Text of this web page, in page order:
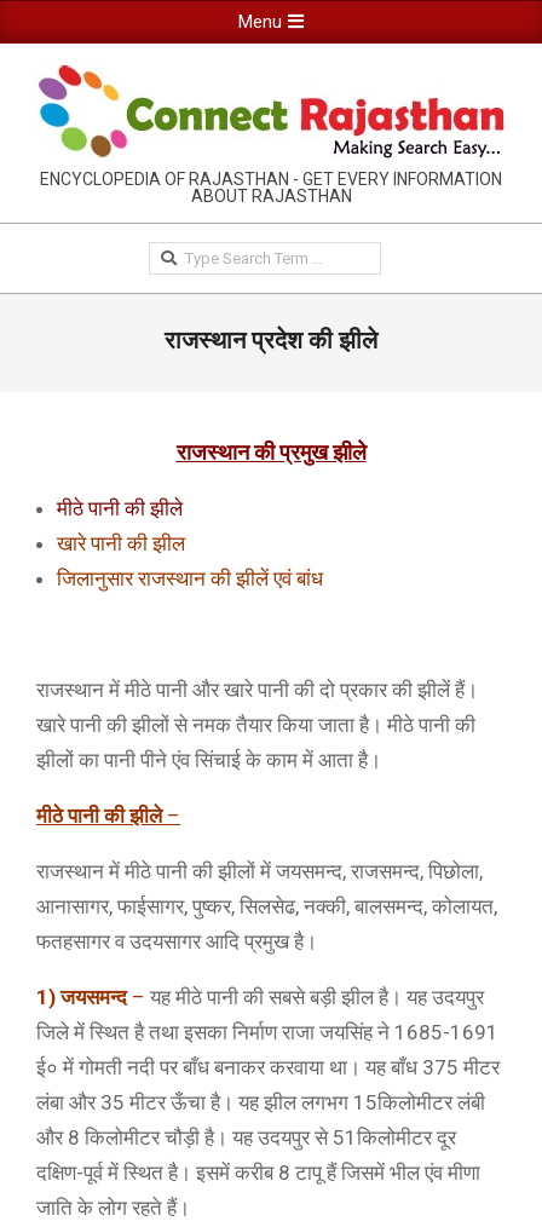
to
content
Navigation
Menu
Menu
RAJASTHAN
INFORMATION
GUIDE-
CONNECTRAJASTHAN
ENCYCLOPEDIA OF RAJASTHAN - GET EVERY INFORMATION
ABOUT RAJASTHAN
Search
राजस्थान प्रदेश की झीले
राजस्थान की प्रमुख झीले
मीठे पानी की झीले
खारे पानी की झील
जिलानुसार राजस्थान की झीलें एवं बांध
राजस्थान में मीठे पानी और खारे पानी की दो प्रकार की झीलें हैं।
खारे पानी की झीलों से नमक तैयार किया जाता है। मीठे पानी की
झीलों का पानी पीने एंव सिंचाई के काम में आता है।
मीठे पानी की झीले–
राजस्थान में मीठे पानी की झीलों में जयसमन्द, राजसमन्द, पिछोला,
आनासागर, फाईसागर, पुष्कर, सिलसेढ, नक्की, बालसमन्द, कोलायत,
फतहसागर व उदयसागर आदि प्रमुख है।
1) जयसमन्द– यह मीठे पानी की सबसे बड़ी झील है। यह उदयपुर
जिले में स्थित है तथा इसका निर्माण राजा जयसिंह ने 1685-1691
ई० में गोमती नदी पर बाँध बनाकर करवाया था। यह बाँध 375 मीटर
लंबा और 35 मीटर ऊँचा है। यह झील लगभग 15किलोमीटर लंबी
और 8 किलोमीटर चौड़ी है। यह उदयपुर से 51किलोमीटर दूर
दक्षिण-पूर्व में स्थित है। इसमें करीब 8 टापू हैं जिसमें भील एंव मीणा
जाति के लोग रहते हैं।